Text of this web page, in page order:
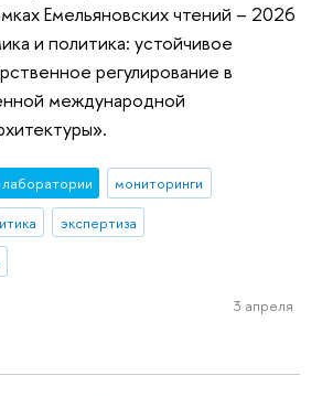
Емельяновских чтений – 2026
и политика: устойчивое
регулирование в
международной
мониторинги
экспертиза
3 апреля